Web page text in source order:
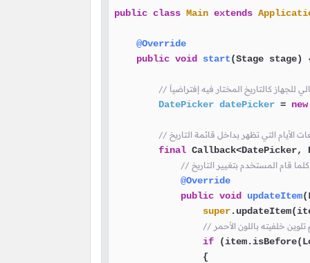
public class Main extends
@Override
public void start(Stage stage)
DatePicker datePicker = new
الأيام التي تظهر بداخل قائمة التاريخ
final
@Override
public void updateItem
super
خلفيته باللون الأحمر
if
                {